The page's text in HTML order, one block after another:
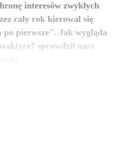
interesów zwykłych
cały rok kierował się
po pierwsze". Jak wygląda
sprawdził nasz
zobacz więcej